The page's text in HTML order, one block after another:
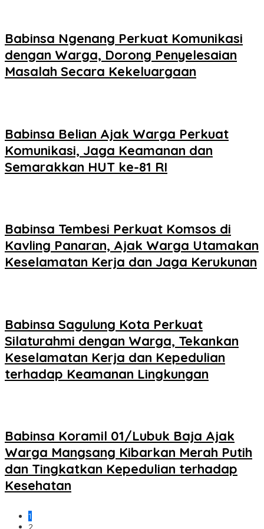
Babinsa Ngenang Perkuat Komunikasi
dengan Warga, Dorong Penyelesaian
Masalah Secara Kekeluargaan
Babinsa Belian Ajak Warga Perkuat
Komunikasi, Jaga Keamanan dan
Semarakkan HUT ke-81 RI
Babinsa Tembesi Perkuat Komsos di
Kavling Panaran, Ajak Warga Utamakan
Keselamatan Kerja dan Jaga Kerukunan
Babinsa Sagulung Kota Perkuat
Silaturahmi dengan Warga, Tekankan
Keselamatan Kerja dan Kepedulian
terhadap Keamanan Lingkungan
Babinsa Koramil 01/Lubuk Baja Ajak
Warga Mangsang Kibarkan Merah Putih
dan Tingkatkan Kepedulian terhadap
Kesehatan
1
2